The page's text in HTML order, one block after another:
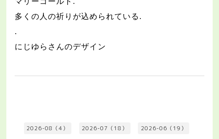
多くの人の祈りが込められている .
.
にじゆらさんのデザイン
2026-08（4） 2026-07（18） 2026-06（19）